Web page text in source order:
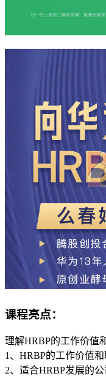
课程亮点：
理解HRBP的工作价值
1、HRBP的工作价值
2、适合HRBP发展的